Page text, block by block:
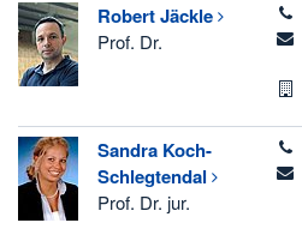
RobertJäckle
Prof. Dr.
Sandra Koch-
Schlegtendal
Prof. Dr. jur.